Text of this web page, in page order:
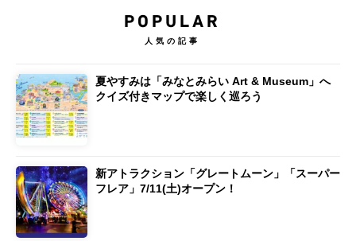
POPULAR
人気の記事
夏やすみは「みなとみらい Art & Museum」へ
クイズ付きマップで楽しく巡ろう
新アトラクション「グレートムーン」「スーパー
フレア」7/11(土)オープン！